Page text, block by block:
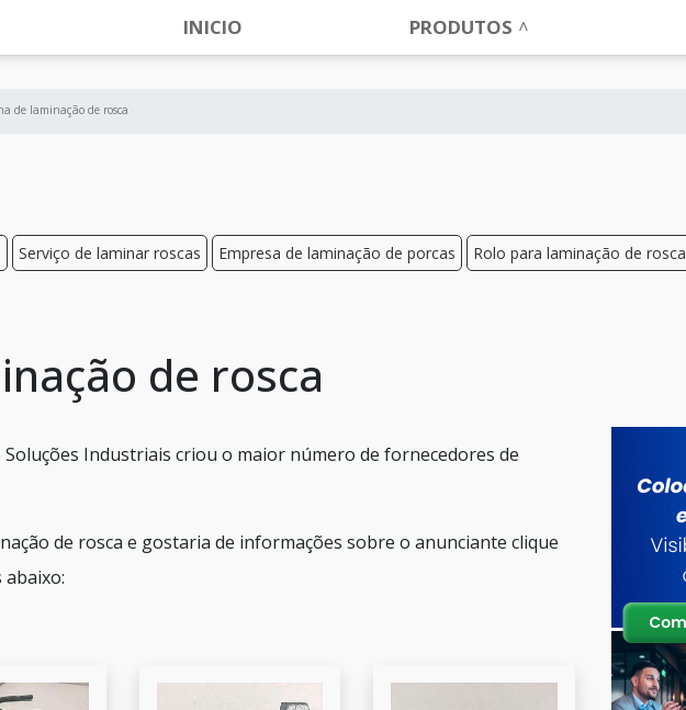
INICIO PRODUTOS
de laminação de rosca
Serviço de laminar roscas Empresa de laminação de porcas
Rolo para laminação de rosca
de rosca
Industriais criou o maior número de fornecedores de
de rosca e gostaria de informações sobre o anunciante clique